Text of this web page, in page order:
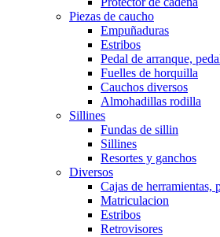
Piezas de caucho
Empuñaduras
Estribos
Pedal de arranque,
Fuelles de horquilla
Cauchos diversos
Almohadillas rodilla
Sillines
Fundas de sillin
Sillines
Resortes y ganchos
Diversos
Cajas de herramientas,
Matriculacion
Estribos
Retrovisores